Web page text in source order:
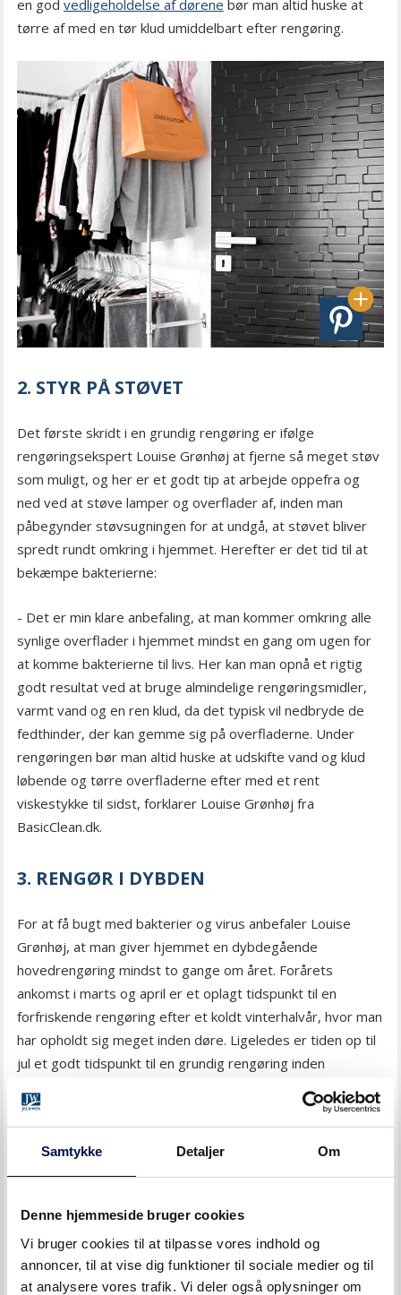
Samtykke Detaljer Om
Denne hjemmeside bruger cookies
Vi bruger cookies til at tilpasse vores indhold og
annoncer, til at vise dig funktioner til sociale medier og til
at analysere vores trafik. Vi deler også oplysninger om
en god vedligeholdelse af dørene bør man altid huske at
tørre af med en tør klud umiddelbart efter rengøring.
2. STYR PÅ STØVET
Det første skridt i en grundig rengøring er ifølge
rengøringsekspert Louise Grønhøj at fjerne så meget støv
som muligt, og her er et godt tip at arbejde oppefra og
ned ved at støve lamper og overflader af, inden man
påbegynder støvsugningen for at undgå, at støvet bliver
spredt rundt omkring i hjemmet. Herefter er det tid til at
bekæmpe bakterierne:
- Det er min klare anbefaling, at man kommer omkring alle
synlige overflader i hjemmet mindst en gang om ugen for
at komme bakterierne til livs. Her kan man opnå et rigtig
godt resultat ved at bruge almindelige rengøringsmidler,
varmt vand og en ren klud, da det typisk vil nedbryde de
fedthinder, der kan gemme sig på overfladerne. Under
rengøringen bør man altid huske at udskifte vand og klud
løbende og tørre overfladerne efter med et rent
viskestykke til sidst, forklarer Louise Grønhøj fra
BasicClean.dk.
3. RENGØR I DYBDEN
For at få bugt med bakterier og virus anbefaler Louise
Grønhøj, at man giver hjemmet en dybdegående
hovedrengøring mindst to gange om året. Forårets
ankomst i marts og april er et oplagt tidspunkt til en
forfriskende rengøring efter et koldt vinterhalvår, hvor man
har opholdt sig meget inden døre. Ligeledes er tiden op til
jul et godt tidspunkt til en grundig rengøring inden
SE INSPIRERENDE BROCHURE